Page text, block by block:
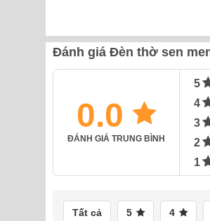
Đánh giá Đèn thờ sen
0.0
ĐÁNH GIÁ TRUNG BÌNH
5
4
3
2
1
Tất cả 5 4